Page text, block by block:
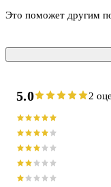
Это поможет другим
5.0 2